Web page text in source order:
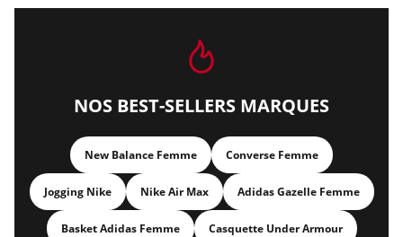
NOS BEST-SELLERS MARQUES
New Balance Femme Converse Femme
Jogging Nike Nike Air Max Adidas Gazelle Femme
Basket Adidas Femme Casquette Under Armour